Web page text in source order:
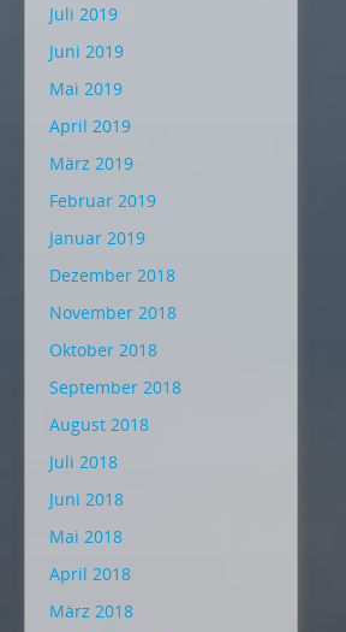
Juli 2019
Juni 2019
Mai 2019
April 2019
März 2019
Februar 2019
Januar 2019
Dezember 2018
November 2018
Oktober 2018
September 2018
August 2018
Juli 2018
Juni 2018
Mai 2018
April 2018
März 2018